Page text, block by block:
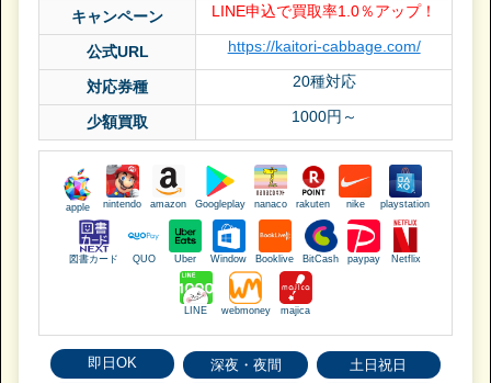
キャンペーン LINE申込で買取率1.0％アップ！
公式URL https://kaitori-cabbage.com/
対応券種 20種対応
少額買取 1000円～
apple nintendo amazon Googleplay nanaco rakuten nike playstation
図書カード QUO Uber Window Booklive BitCash paypay Netflix
LINE webmoney majica
即日OK 深夜・夜間
土日祝日